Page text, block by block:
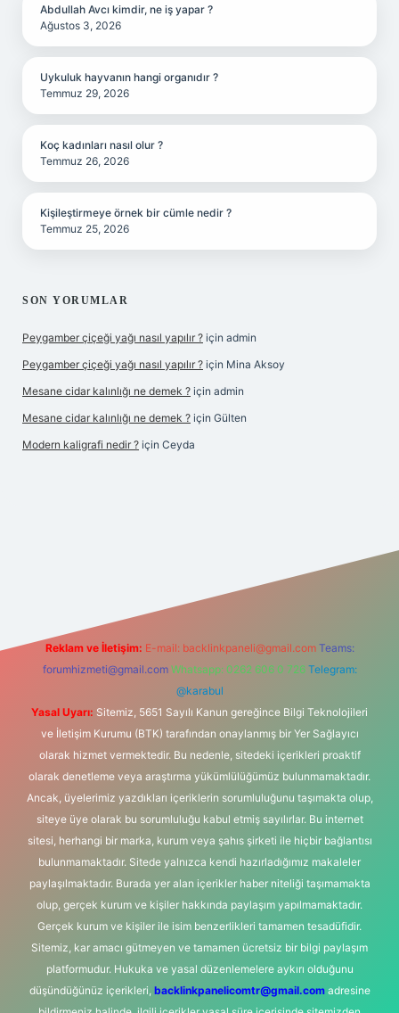
Abdullah Avcı kimdir, ne iş yapar ?
Ağustos 3, 2026
Uykuluk hayvanın hangi organıdır ?
Temmuz 29, 2026
Koç kadınları nasıl olur ?
Temmuz 26, 2026
Kişileştirmeye örnek bir cümle nedir ?
Temmuz 25, 2026
SON YORUMLAR
Peygamber çiçeği yağı nasıl yapılır ? için admin
Peygamber çiçeği yağı nasıl yapılır ? için Mina Aksoy
Mesane cidar kalınlığı ne demek ? için admin
Mesane cidar kalınlığı ne demek ? için Gülten
Modern kaligrafi nedir ? için Ceyda
Reklam ve İletişim: E-mail: backlinkpaneli@gmail.com Teams:
forumhizmeti@gmail.com Whatsapp: 0262 606 0 726 Telegram:
@karabul
Yasal Uyarı: Sitemiz, 5651 Sayılı Kanun gereğince Bilgi Teknolojileri
ve İletişim Kurumu (BTK) tarafından onaylanmış bir Yer Sağlayıcı
olarak hizmet vermektedir. Bu nedenle, sitedeki içerikleri proaktif
olarak denetleme veya araştırma yükümlülüğümüz bulunmamaktadır.
Ancak, üyelerimiz yazdıkları içeriklerin sorumluluğunu taşımakta olup,
siteye üye olarak bu sorumluluğu kabul etmiş sayılırlar. Bu internet
sitesi, herhangi bir marka, kurum veya şahıs şirketi ile hiçbir bağlantısı
bulunmamaktadır. Sitede yalnızca kendi hazırladığımız makaleler
paylaşılmaktadır. Burada yer alan içerikler haber niteliği taşımamakta
olup, gerçek kurum ve kişiler hakkında paylaşım yapılmamaktadır.
Gerçek kurum ve kişiler ile isim benzerlikleri tamamen tesadüfidir.
Sitemiz, kar amacı gütmeyen ve tamamen ücretsiz bir bilgi paylaşım
platformudur. Hukuka ve yasal düzenlemelere aykırı olduğunu
düşündüğünüz içerikleri, backlinkpanelicomtr@gmail.comadresine